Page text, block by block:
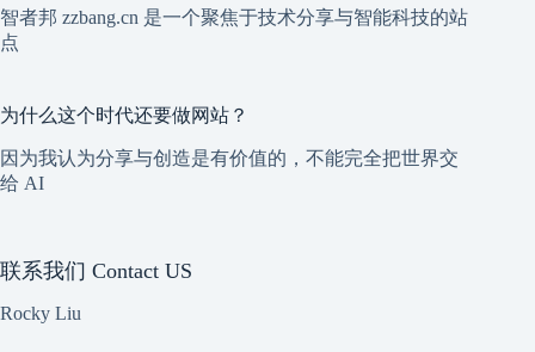
智者邦 zzbang.cn 是一个聚焦于技术分享与智能科技的站
点
为什么这个时代还要做网站？
因为我认为分享与创造是有价值的，不能完全把世界交
给 AI
联系我们 Contact US
Rocky Liu